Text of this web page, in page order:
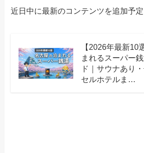
近日中に最新のコンテンツを追加予定
【2026年最新10
まれるスーパー
ド｜サウナあり
セルホテルま…